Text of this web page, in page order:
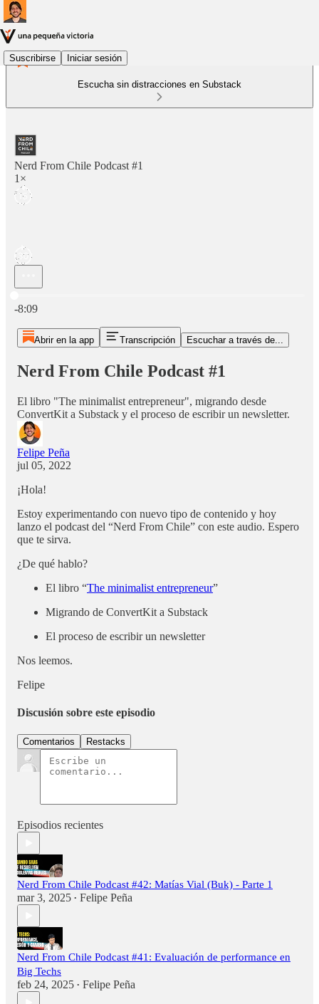
Suscribirse Iniciar sesión
Escucha sin distracciones en Substack
Nerd From Chile Podcast #1
1×
-8:09
Abrir en la app Transcripción Escuchar a través de...
Nerd From Chile Podcast #1
El libro "The minimalist entrepreneur", migrando desde
ConvertKit a Substack y el proceso de escribir un newsletter.
Felipe Peña
jul 05, 2022
¡Hola!
Estoy experimentando con nuevo tipo de contenido y hoy
lanzo el podcast del “Nerd From Chile” con este audio. Espero
que te sirva.
¿De qué hablo?
El libro “The minimalist entrepreneur”
Migrando de ConvertKit a Substack
El proceso de escribir un newsletter
Nos leemos.
Felipe
Discusión sobre este episodio
Comentarios Restacks
Episodios recientes
Nerd From Chile Podcast #42: Matías Vial (Buk) - Parte 1
mar 3, 2025 • Felipe Peña
Nerd From Chile Podcast #41: Evaluación de performance en
Big Techs
feb 24, 2025 • Felipe Peña